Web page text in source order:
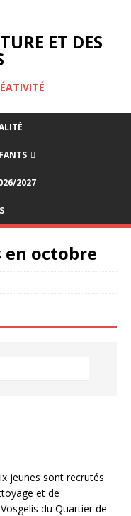
ET DES
2027
en octobre
jeunes sont recrutés
et de
du Quartier de